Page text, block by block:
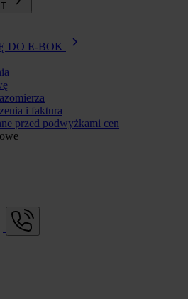
DO E-BOK
i faktura
przed podwyżkami cen